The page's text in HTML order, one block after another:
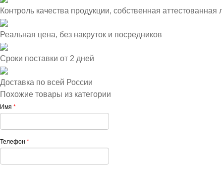
Контроль качества продукции, собственная аттестованная
Реальная цена, без накруток и посредников
Сроки поставки от 2 дней
Доставка по всей России
Похожие товары из категории
Имя *
Телефон *